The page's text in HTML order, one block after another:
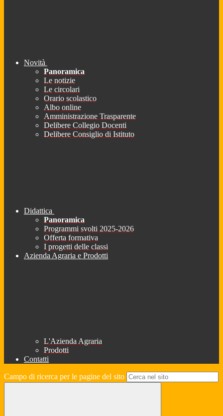
Novità
Panoramica
Le notizie
Le circolari
Orario scolastico
Albo online
Amministrazione Trasparente
Delibere Collegio Docenti
Delibere Consiglio di Istituto
Didattica
Panoramica
Programmi svolti 2025-2026
Offerta formativa
I progetti delle classi
Azienda Agraria e Prodotti
L'Azienda Agraria
Prodotti
Contatti
Campo di ricerca per le pagine del sito